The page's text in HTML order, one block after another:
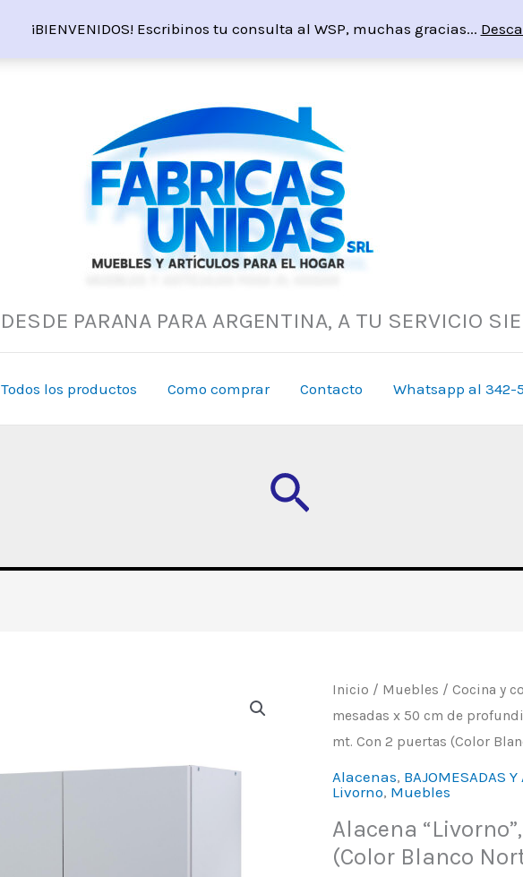
¡BIENVENIDOS! Escribinos tu consulta al WSP, muchas gracias...
DESDE PARANA PARA ARGENTINA, A TU SERVICIO
Todos los productos Como comprar Contacto Whatsapp al 342-
Buscar
Inicio / Muebles /Cocina y
mesadas x 50 cm de
mt. Con 2 puertas (Color
Alacenas, BAJOMESADAS Y
Livorno, Muebles
Alacena
(Color Blanco
Alacena
"Livorno",
de
1,40
mt.
Con
2